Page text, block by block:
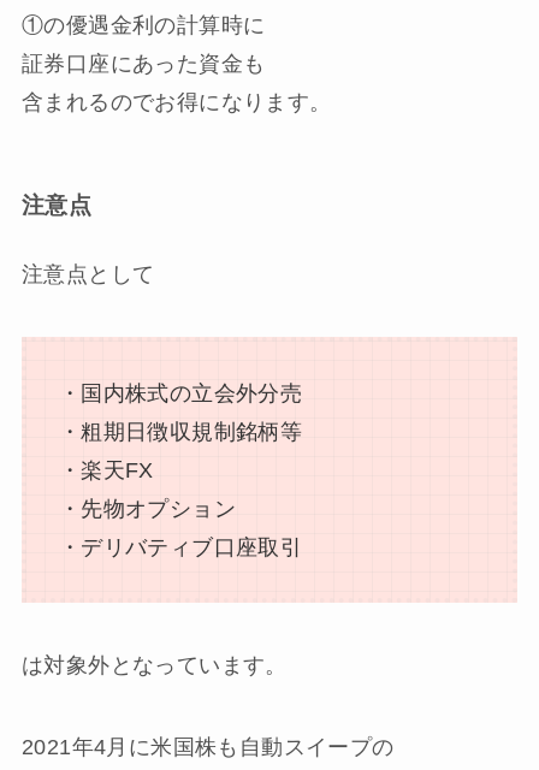
①の優遇金利の計算時に
証券口座にあった資金も
含まれるのでお得になります。
注意点
注意点として
・国内株式の立会外分売
・粗期日徴収規制銘柄等
・楽天FX
・先物オプション
・デリバティブ口座取引
は対象外となっています。
2021年4月に米国株も自動スイープの